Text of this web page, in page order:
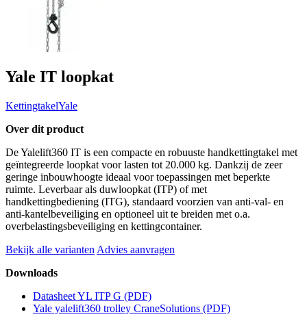
Yale IT loopkat
KettingtakelYale
Over dit product
De Yalelift360 IT is een compacte en robuuste handkettingtakel met
geïntegreerde loopkat voor lasten tot 20.000 kg. Dankzij de zeer
geringe inbouwhoogte ideaal voor toepassingen met beperkte
ruimte. Leverbaar als duwloopkat (ITP) of met
handkettingbediening (ITG), standaard voorzien van anti‑val‑ en
anti‑kantelbeveiliging en optioneel uit te breiden met o.a.
overbelastingsbeveiliging en kettingcontainer.
Bekijk alle varianten Advies aanvragen
Downloads
Datasheet YL ITP G (PDF)
Yale yalelift360 trolley CraneSolutions (PDF)